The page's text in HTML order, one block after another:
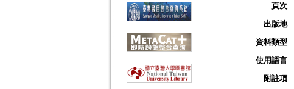
頁次
出版地
資料類型
使用語言
附註項